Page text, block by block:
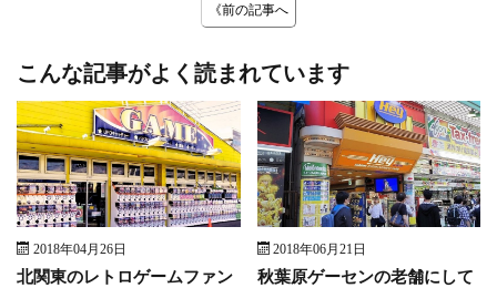
《前の記事へ
こんな記事がよく読まれています
2018年04月26日
北関東のレトロゲームファン
2018年06月21日
秋葉原ゲーセンの老舗にして